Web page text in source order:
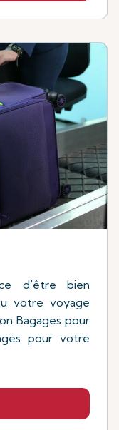
d'être bien
votre voyage
Bagages pour
pour votre